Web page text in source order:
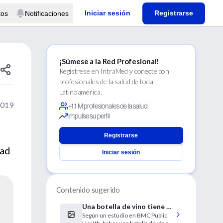
Notificaciones Iniciar sesión Registrarse
¡Súmese a la Red Profesional!
Regístrese en IntraMed y conecte con
profesionales de la salud de toda
Latinoamérica.
+1.1 M profesionales de la salud
Impulse su perfil
Registrarse
Iniciar sesión
Contenido sugerido
Una botella de vino tiene el
potencial de cáncer de 5 a
Según un estudio en BMC Public